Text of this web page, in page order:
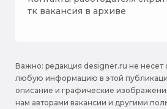
тк вакансия в архиве
Важно: pедакция designer.ru не несет
любую информацию в этой
описание и графические
нам авторами вакансии и другими